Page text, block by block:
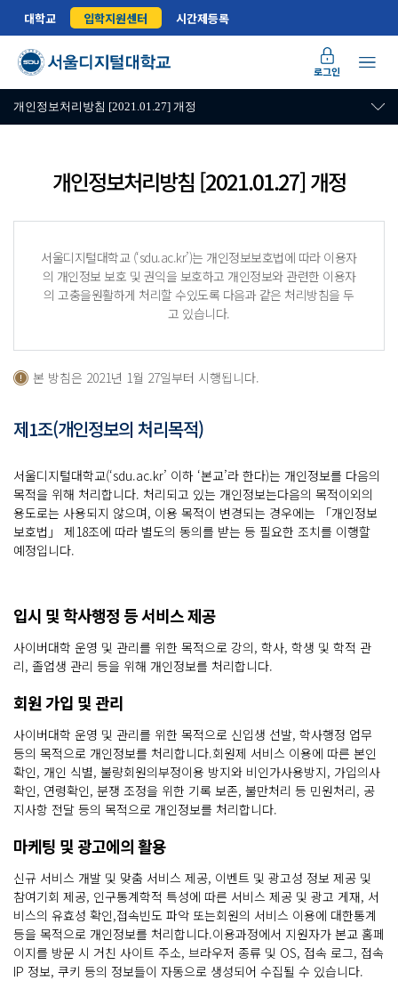
대학교 입학지원센터 시간제등록
로그인
개인정보처리방침 [2021.01.27] 개정
개인정보처리방침 [2021.01.27] 개정
서울디지털대학교 (‘sdu.ac.kr’)는 개인정보보호법에 따라 이용자
의 개인정보 보호 및 권익을 보호하고 개인정보와 관련한 이용자
의 고충을원활하게 처리할 수있도록 다음과 같은 처리방침을 두
고 있습니다.
본 방침은 2021년 1월 27일부터 시행됩니다.
제1조(개인정보의 처리목적)
서울디지털대학교(‘sdu.ac.kr’ 이하 ‘본교’라 한다)는 개인정보를 다음의
목적을 위해 처리합니다. 처리되고 있는 개인정보는다음의 목적이외의
용도로는 사용되지 않으며, 이용 목적이 변경되는 경우에는 「개인정보
보호법」 제18조에 따라 별도의 동의를 받는 등 필요한 조치를 이행할
예정입니다.
입시 및 학사행정 등 서비스 제공
사이버대학 운영 및 관리를 위한 목적으로 강의, 학사, 학생 및 학적 관
리, 졸업생 관리 등을 위해 개인정보를 처리합니다.
회원 가입 및 관리
사이버대학 운영 및 관리를 위한 목적으로 신입생 선발, 학사행정 업무
등의 목적으로 개인정보를 처리합니다.회원제 서비스 이용에 따른 본인
확인, 개인 식별, 불량회원의부정이용 방지와 비인가사용방지, 가입의사
확인, 연령확인, 분쟁 조정을 위한 기록 보존, 불만처리 등 민원처리, 공
지사항 전달 등의 목적으로 개인정보를 처리합니다.
마케팅 및 광고에의 활용
신규 서비스 개발 및 맞춤 서비스 제공, 이벤트 및 광고성 정보 제공 및
참여기회 제공, 인구통계학적 특성에 따른 서비스 제공 및 광고 게재, 서
비스의 유효성 확인,접속빈도 파악 또는회원의 서비스 이용에 대한통계
등을 목적으로 개인정보를 처리합니다.이용과정에서 지원자가 본교 홈페
이지를 방문 시 거친 사이트 주소, 브라우저 종류 및 OS, 접속 로그, 접속
IP 정보, 쿠키 등의 정보들이 자동으로 생성되어 수집될 수 있습니다.